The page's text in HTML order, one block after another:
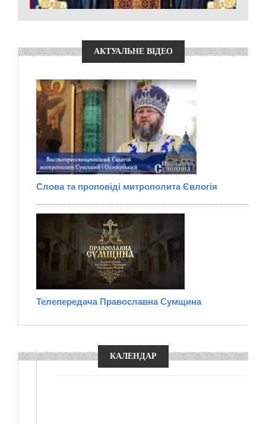
АКТУАЛЬНЕ ВІДЕО
Слова та проповіді митрополита Євлогія
Телепередача Православна Сумщина
КАЛЕНДАР